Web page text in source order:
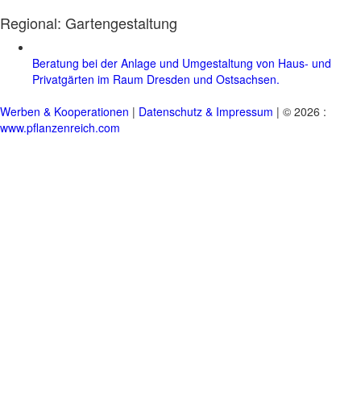
Regional: Gartengestaltung
Beratung bei der Anlage und Umgestaltung von Haus- und
Privatgärten im Raum Dresden und Ostsachsen.
Werben & Kooperationen | Datenschutz & Impressum | © 2026 :
www.pflanzenreich.com